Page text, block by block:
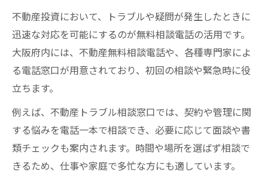
不動産投資において、トラブルや疑問が発生したときに
迅速な対応を可能にするのが無料相談電話の活用です。
大阪府内には、不動産無料相談電話や、各種専門家によ
る電話窓口が用意されており、初回の相談や緊急時に役
立ちます。
例えば、不動産トラブル相談窓口では、契約や管理に関
する悩みを電話一本で相談でき、必要に応じて面談や書
類チェックも案内されます。時間や場所を選ばず相談で
きるため、仕事や家庭で多忙な方にも適しています。